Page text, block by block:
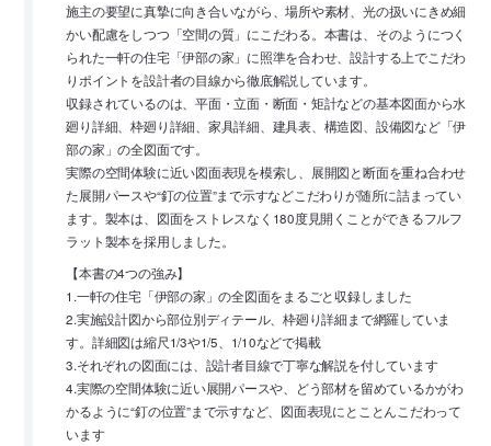
施主の要望に真摯に向き合いながら、場所や素材、光の扱いにきめ細
かい配慮をしつつ「空間の質」にこだわる。本書は、そのようにつく
られた一軒の住宅「伊部の家」に照準を合わせ、設計する上でこだわ
りポイントを設計者の目線から徹底解説しています。
収録されているのは、平面・立面・断面・矩計などの基本図面から水
廻り詳細、枠廻り詳細、家具詳細、建具表、構造図、設備図など「伊
部の家」の全図面です。
実際の空間体験に近い図面表現を模索し、展開図と断面を重ね合わせ
た展開パースや“釘の位置”まで示すなどこだわりが随所に詰まってい
ます。製本は、図面をストレスなく180度見開くことができるフルフ
ラット製本を採用しました。
【本書の4つの強み】
1.一軒の住宅「伊部の家」の全図面をまるごと収録しました
2.実施設計図から部位別ディテール、枠廻り詳細まで網羅していま
す。詳細図は縮尺1/3や1/5、1/10などで掲載
3.それぞれの図面には、設計者目線で丁寧な解説を付しています
4.実際の空間体験に近い展開パースや、どう部材を留めているかがわ
かるように“釘の位置”まで示すなど、図面表現にとことんこだわって
います